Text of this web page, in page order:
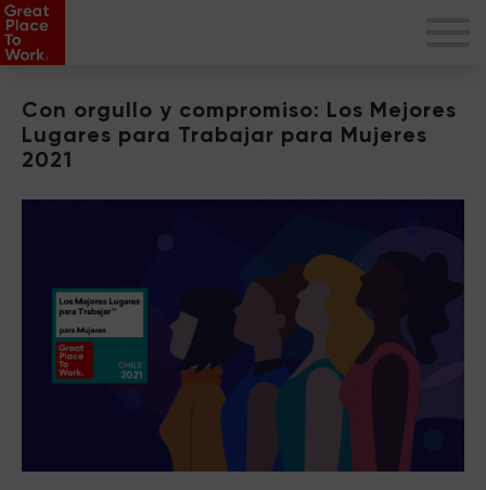
Con orgullo y compromiso: Los Mejores
Lugares para Trabajar para Mujeres
2021